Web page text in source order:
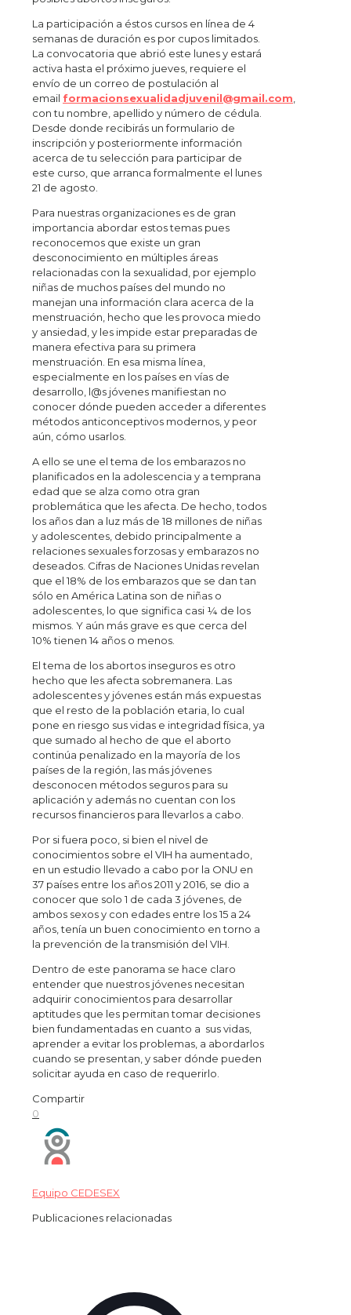
La participación a éstos cursos en línea de 4
semanas de duración es por cupos limitados.
La convocatoria que abrió este lunes y estará
activa hasta el próximo jueves, requiere el
envío de un correo de postulación al
email formacionsexualidadjuvenil@gmail.com
con tu nombre, apellido y número de cédula.
Desde donde recibirás un formulario de
inscripción y posteriormente información
acerca de tu selección para participar de
este curso, que arranca formalmente el lunes
21 de agosto.
Para nuestras organizaciones es de gran
importancia abordar estos temas pues
reconocemos que existe un gran
desconocimiento en múltiples áreas
relacionadas con la sexualidad, por ejemplo
niñas de muchos países del mundo no
manejan una información clara acerca de la
menstruación, hecho que les provoca miedo
y ansiedad, y les impide estar preparadas de
manera efectiva para su primera
menstruación. En esa misma línea,
especialmente en los países en vías de
desarrollo, l@s jóvenes manifiestan no
conocer dónde pueden acceder a diferentes
métodos anticonceptivos modernos, y peor
aún, cómo usarlos.
A ello se une el tema de los embarazos no
planificados en la adolescencia y a temprana
edad que se alza como otra gran
problemática que les afecta. De hecho, todos
los años dan a luz más de 18 millones de niñas
y adolescentes, debido principalmente a
relaciones sexuales forzosas y embarazos no
deseados. Cifras de Naciones Unidas revelan
que el 18% de los embarazos que se dan tan
sólo en América Latina son de niñas o
adolescentes, lo que significa casi ¼ de los
mismos. Y aún más grave es que cerca del
10% tienen 14 años o menos.
El tema de los abortos inseguros es otro
hecho que les afecta sobremanera. Las
adolescentes y jóvenes están más expuestas
que el resto de la población etaria, lo cual
pone en riesgo sus vidas e integridad física, ya
que sumado al hecho de que el aborto
continúa penalizado en la mayoría de los
países de la región, las más jóvenes
desconocen métodos seguros para su
aplicación y además no cuentan con los
recursos financieros para llevarlos a cabo.
Por si fuera poco, si bien el nivel de
conocimientos sobre el VIH ha aumentado,
en un estudio llevado a cabo por la ONU en
37 países entre los años 2011 y 2016, se dio a
conocer que solo 1 de cada 3 jóvenes, de
ambos sexos y con edades entre los 15 a 24
años, tenía un buen conocimiento en torno a
la prevención de la transmisión del VIH.
Dentro de este panorama se hace claro
entender que nuestros jóvenes necesitan
adquirir conocimientos para desarrollar
aptitudes que les permitan tomar decisiones
bien fundamentadas en cuanto a sus vidas,
aprender a evitar los problemas, a abordarlos
cuando se presentan, y saber dónde pueden
solicitar ayuda en caso de requerirlo.
Compartir
0
Equipo CEDESEX
Publicaciones relacionadas